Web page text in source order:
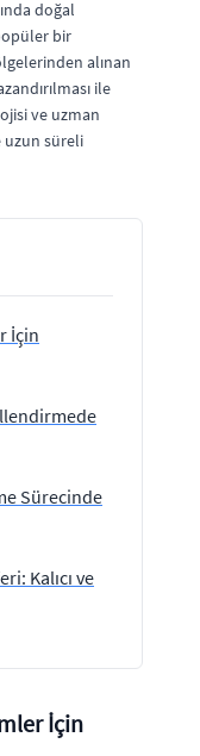
doğal
bir
alınan
ile
ve uzman
uzun süreli
İçin
Sürecinde
Kalıcı ve
İçin